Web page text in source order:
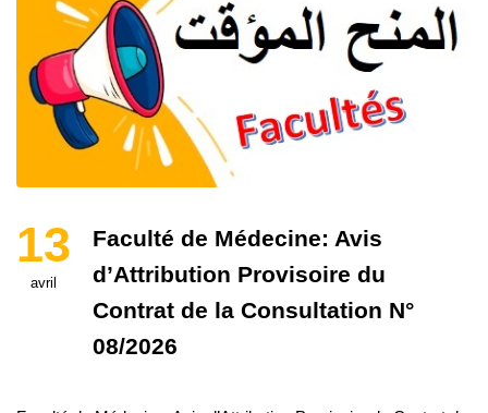
13
avril
Faculté de Médecine: Avis
d’Attribution Provisoire du
Contrat de la Consultation N°
08/2026